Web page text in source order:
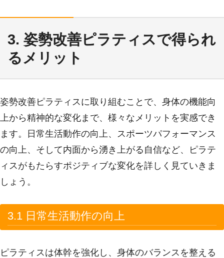
3. 姿勢改善ピラティスで得られ
るメリット
姿勢改善ピラティスに取り組むことで、身体の機能向
上から精神的な変化まで、様々なメリットを実感でき
ます。日常生活動作の向上、スポーツパフォーマンス
の向上、そして内面から湧き上がる自信など、ピラテ
ィスがもたらすポジティブな変化を詳しく見ていきま
しょう。
3.1 日常生活動作の向上
ピラティスは体幹を強化し、身体のバランスを整える